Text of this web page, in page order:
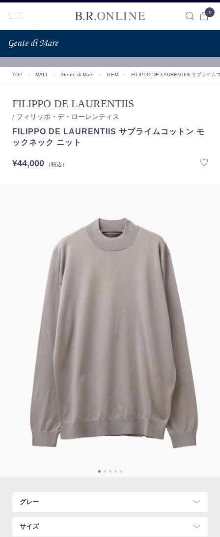
0
TOP ＞ MALL ＞ Gente di Mare ＞ ITEM ＞ FILIPPO DE LAURENTIIS サブライム
FILIPPO DE LAURENTIIS
/ フィリッポ・デ・ローレンティス
FILIPPO DE LAURENTIIS サブライムコットン モ
ックネック ニット
¥44,000（税込）